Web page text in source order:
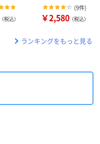
（税込）
(9件)
￥2,580 （税込）
ランキングをもっと見る